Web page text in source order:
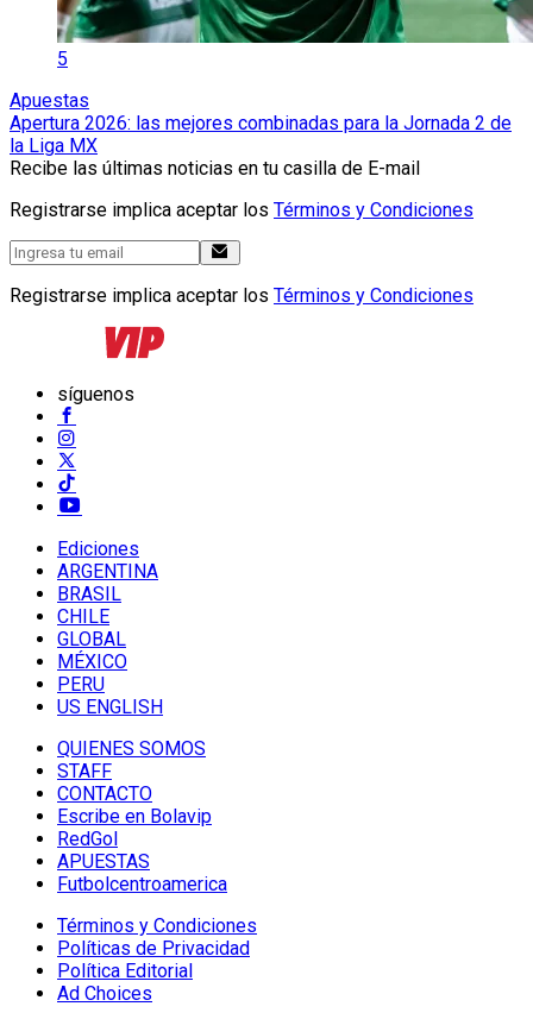
5
Apuestas
Apertura 2026: las mejores combinadas para la Jornada 2 de
la Liga MX
Recibe las últimas noticias en tu casilla de E-mail
Registrarse implica aceptar los Términos y Condiciones
Registrarse implica aceptar los Términos y Condiciones
síguenos
Ediciones
ARGENTINA
BRASIL
CHILE
GLOBAL
MÉXICO
PERU
US ENGLISH
QUIENES SOMOS
STAFF
CONTACTO
Escribe en Bolavip
RedGol
APUESTAS
Futbolcentroamerica
Términos y Condiciones
Políticas de Privacidad
Política Editorial
Ad Choices